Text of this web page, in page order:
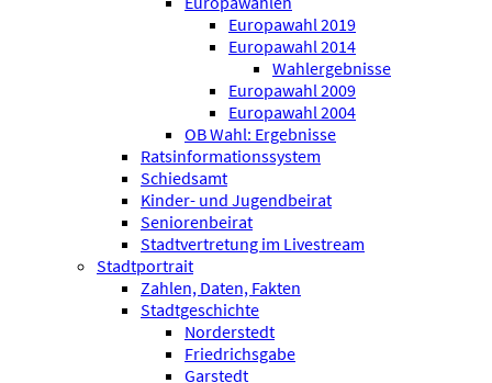
Europawahl 2019
Europawahl 2014
Wahlergebnisse
Europawahl 2009
Europawahl 2004
OB Wahl: Ergebnisse
Ratsinformationssystem
Schiedsamt
Kinder- und Jugendbeirat
Seniorenbeirat
Stadtvertretung im Livestream
Stadtportrait
Zahlen, Daten, Fakten
Stadtgeschichte
Norderstedt
Friedrichsgabe
Garstedt